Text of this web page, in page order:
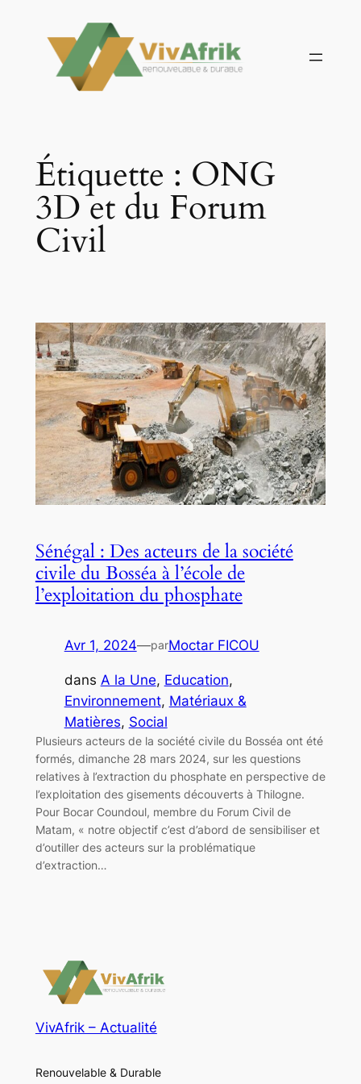
contenu
Étiquette : ONG
3D et du Forum
Civil
Sénégal : Des acteurs de la société
civile du Bosséa à l’école de
l’exploitation du phosphate
Avr 1, 2024—parMoctar FICOU
dans A la Une, Education
Environnement, Matériaux &
Matières, Social
Plusieurs acteurs de la société civile du Bosséa ont été
formés, dimanche 28 mars 2024, sur les questions
relatives à l’extraction du phosphate en perspective de
l’exploitation des gisements découverts à Thilogne.
Pour Bocar Coundoul, membre du Forum Civil de
Matam, « notre objectif c’est d’abord de sensibiliser et
d’outiller des acteurs sur la problématique
d’extraction…
VivAfrik – Actualité
Renouvelable & Durable